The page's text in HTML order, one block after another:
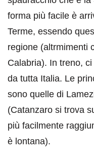
forma più facile è
Terme, essendo
regione (altrmimenti
Calabria). In treno,
da tutta Italia. Le
sono quelle di
(Catanzaro si trova
più facilmente
è lontana).